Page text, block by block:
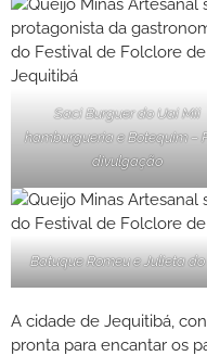
Saci Burguer do Uai Mii
hamburgueria e Botequim –
divulgação
Batuque Romeu e Julieta
A cidade de Jequitibá,
pronta para encantar os